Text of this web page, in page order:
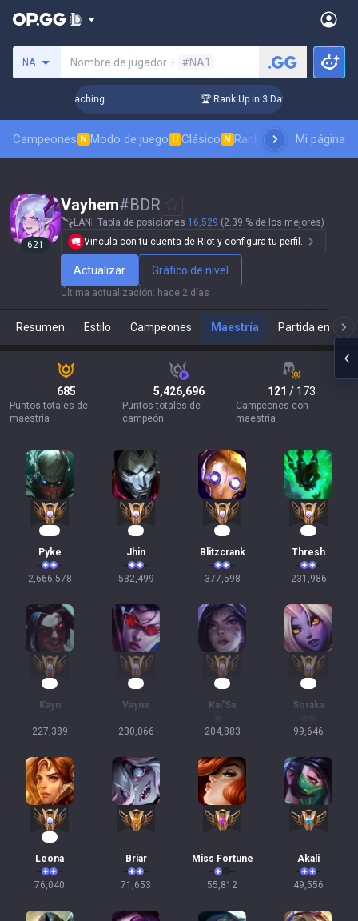
NA Nombre de jugador + #NA1
Challenger Coaching 🏆 Rank Up in 3 Days! Challenger
Campeones N Modo de juego U Clásico N Ranking de aspectos
Mi página
621
Vayhem#BDR
LAN Tabla de posiciones 16,529 (2.39 % de los mejores)
Vincula con tu cuenta de Riot y configura tu perfil.
Actualizar Gráfico de nivel
Última actualización: hace 2 días
Resumen Estilo Campeones Maestría Partida en
685
Puntos totales de
maestría
5,426,696
Puntos totales de
campeón
121 / 173
Campeones con
maestría
Pyke
2,666,578
Jhin
532,499
Blitzcrank
377,598
Thresh
231,986
Kayn
227,389
Vayne
230,066
Kai'Sa
204,883
Soraka
99,646
Leona
76,040
Briar
71,653
Miss Fortune
55,812
Akali
49,556